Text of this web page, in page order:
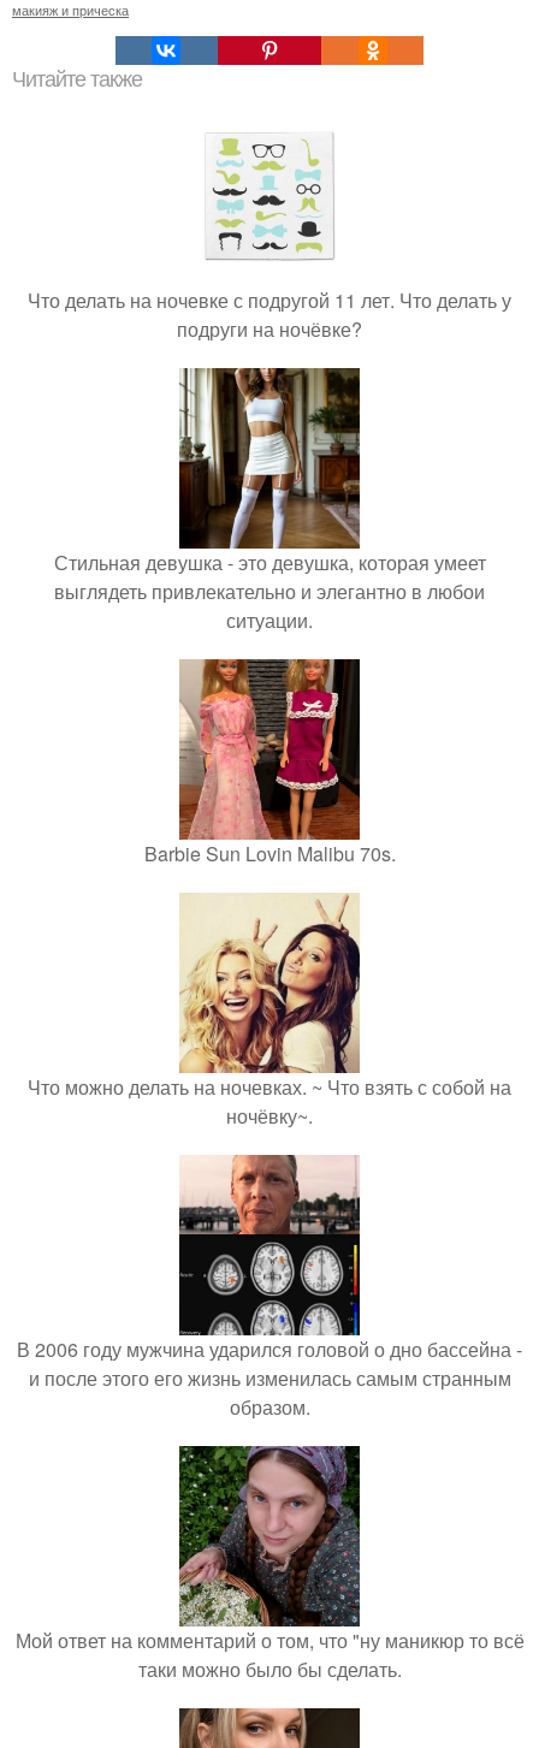
макияж и прическа
Читайте также
Что делать на ночевке с подругой 11 лет. Что делать у
подруги на ночёвке?
Стильная девушка - это девушка, которая умеет
выглядеть привлекательно и элегантно в любои
ситуации.
Barbie Sun Lovin Malibu 70s.
Что можно делать на ночевках. ~ Что взять с собой на
ночёвку~.
В 2006 году мужчина ударился головой о дно бассейна -
и после этого его жизнь изменилась самым странным
образом.
Мой ответ на комментарий о том, что "ну маникюр то всё
таки можно было бы сделать.